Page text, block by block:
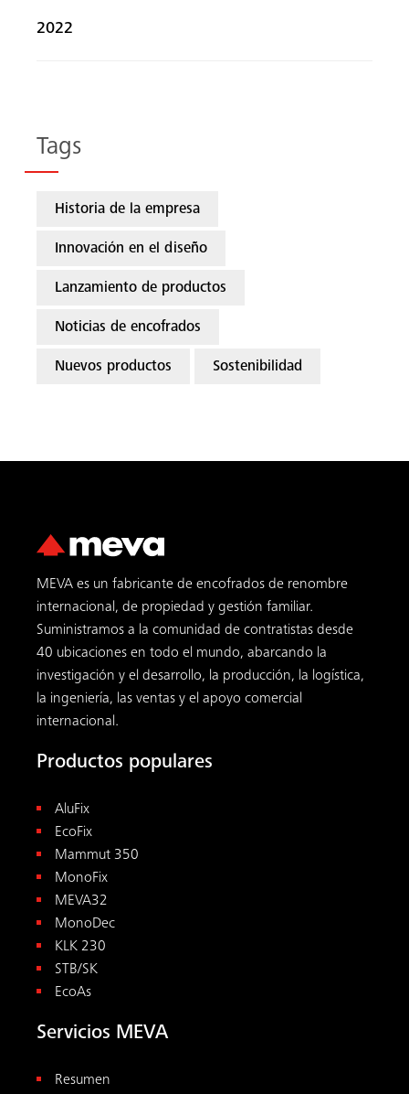
2022
Tags
Historia de la empresa
Innovación en el diseño
Lanzamiento de productos
Noticias de encofrados
Nuevos productos Sostenibilidad
MEVA es un fabricante de encofrados de renombre
internacional, de propiedad y gestión familiar.
Suministramos a la comunidad de contratistas desde
40 ubicaciones en todo el mundo, abarcando la
investigación y el desarrollo, la producción, la logística,
la ingeniería, las ventas y el apoyo comercial
internacional.
Productos populares
AluFix
EcoFix
Mammut 350
MonoFix
MEVA32
MonoDec
KLK 230
STB/SK
EcoAs
Servicios MEVA
Resumen